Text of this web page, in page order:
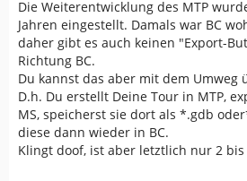
Die Weiterentwicklung des MTP
Jahren eingestellt. Damals war BC
daher gibt es auch keinen "Export-
Richtung BC.
Du kannst das aber mit dem Umweg
D.h. Du erstellt Deine Tour in MTP,
MS, speicherst sie dort als *.gdb
diese dann wieder in BC.
Klingt doof, ist aber letztlich nur 2